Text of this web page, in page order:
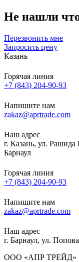
Не нашли
Перезвонить мне
Запросить цену
Казань
Горячая линия
+7 (843) 204-90-93
Напишите нам
zakaz@aprtrade.com
Наш адрес
г. Казань, ул.
Барнаул
Горячая линия
+7 (843) 204-90-93
Напишите нам
zakaz@aprtrade.com
Наш адрес
г. Барнаул, ул.
ООО «АПР ТРЕЙД»